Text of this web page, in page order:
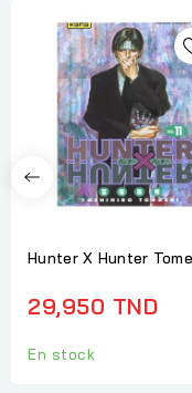
Hunter X Hunter Tome
29,950 TND
En stock